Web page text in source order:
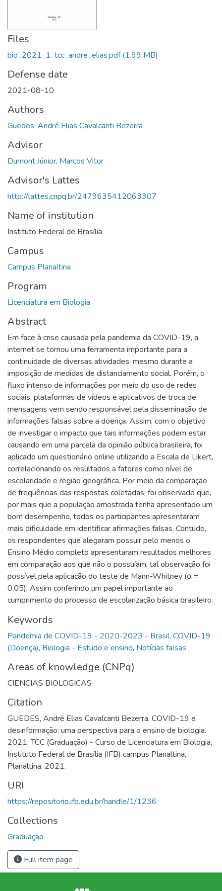
Files
bio_2021_1_tcc_andre_elias.pdf(1.99 MB)
Defense date
2021-08-10
Authors
Guedes, André Elias Cavalcanti Bezerra
Advisor
Dumont Júnior, Marcos Vitor
Advisor's Lattes
http://lattes.cnpq.br/2479635412063307
Name of institution
Instituto Federal de Brasília
Campus
Campus Planaltina
Program
Licenciatura em Biologia
Abstract
Em face à crise causada pela pandemia da COVID-19, a
internet se tornou uma ferramenta importante para a
continuidade de diversas atividades, mesmo durante a
imposição de medidas de distanciamento social. Porém, o
fluxo intenso de informações por meio do uso de redes
sociais, plataformas de vídeos e aplicativos de troca de
mensagens vem sendo responsável pela disseminação de
informações falsas sobre a doença. Assim, com o objetivo
de investigar o impacto que tais informações podem estar
causando em uma parcela da opinião pública brasileira, foi
aplicado um questionário online utilizando a Escala de Likert,
correlacionando os resultados a fatores como nível de
escolaridade e região geográfica. Por meio da comparação
de frequências das respostas coletadas, foi observado que,
por mais que a população amostrada tenha apresentado um
bom desempenho, todos os participantes apresentaram
mais dificuldade em identificar afirmações falsas. Contudo,
os respondentes que alegaram possuir pelo menos o
Ensino Médio completo apresentaram resultados melhores
em comparação aos que não o possuíam, tal observação foi
possível pela aplicação do teste de Mann-Whitney (α =
0,05). Assim conferindo um papel importante ao
cumprimento do processo de escolarização básica brasileiro.
Keywords
Pandemia de COVID-19 - 2020-2023 - Brasil, COVID-19
(Doença), Biologia - Estudo e ensino, Notícias falsas
Areas of knowledge (CNPq)
CIENCIAS BIOLOGICAS
Citation
GUEDES, André Elias Cavalcanti Bezerra. COVID-19 e
desinformação: uma perspectiva para o ensino de biologia.
2021. TCC (Graduação) - Curso de Licenciatura em Biologia,
Instituto Federal de Brasília (IFB) campus Planaltina,
Planaltina, 2021.
URI
https://repositorio.ifb.edu.br/handle/1/1236
Collections
Graduação
Full item page